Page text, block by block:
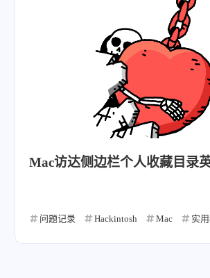
Mac访达侧边栏个人收藏目录
问题记录 Hackintosh Mac 实用